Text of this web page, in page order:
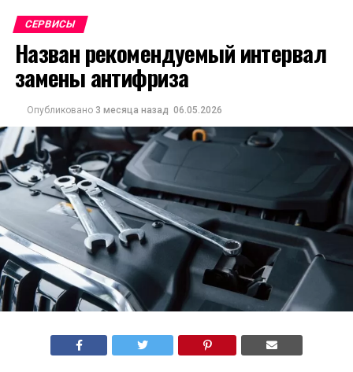
СЕРВИСЫ
Назван рекомендуемый интервал
замены антифриза
Опубликовано 3 месяца назад 06.05.2026